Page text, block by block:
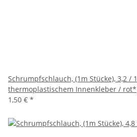
Schrumpfschlauch, (1m Stücke), 3,2 /
thermoplastischem Innenkleber / rot*
1,50 € *